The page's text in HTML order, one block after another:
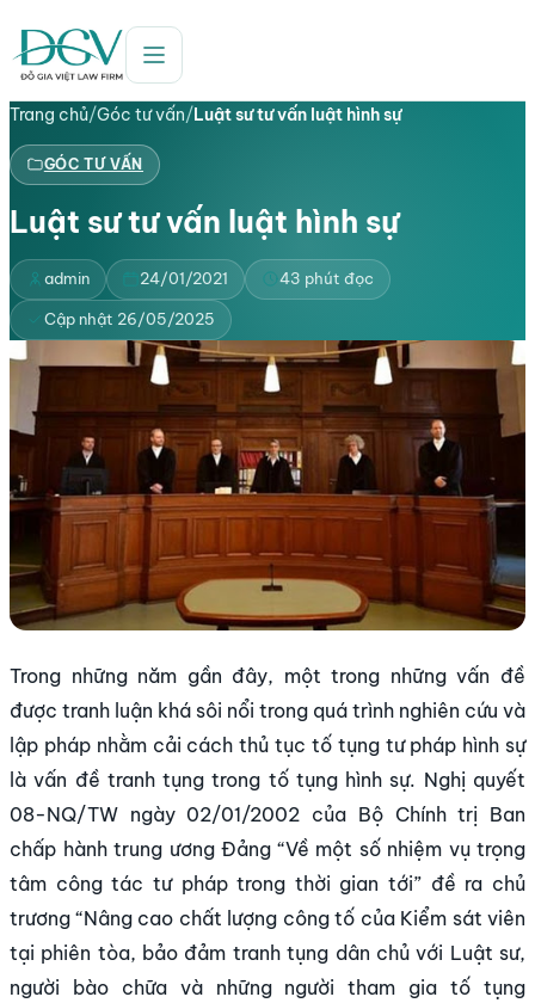
Trang chủ/Góc tư vấn/Luật sư tư vấn luật hình sự
GÓC TƯ VẤN
Luật sư tư vấn luật hình sự
admin 24/01/2021 43 phút đọc
Cập nhật 26/05/2025
Trong những năm gần đây, một trong những vấn đề
được tranh luận khá sôi nổi trong quá trình nghiên cứu và
lập pháp nhằm cải cách thủ tục tố tụng tư pháp hình sự
là vấn đề tranh tụng trong tố tụng hình sự. Nghị quyết
08-NQ/TW ngày 02/01/2002 của Bộ Chính trị Ban
chấp hành trung ương Đảng “Về một số nhiệm vụ trọng
tâm công tác tư pháp trong thời gian tới” đề ra chủ
trương “Nâng cao chất lượng công tố của Kiểm sát viên
tại phiên tòa, bảo đảm tranh tụng dân chủ với Luật sư,
người bào chữa và những người tham gia tố tụng